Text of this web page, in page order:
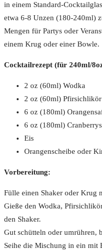
in einem Standard-
etwa 6-8 Unzen (180-240ml)
Mengen für Partys oder
einem Krug oder einer Bowle.
Cocktailrezept (für 240ml/
2 oz (60ml) Wodka
2 oz (60ml) Pfirsichlikör
6 oz (180ml)
6 oz (180ml)
Eis
Orangenscheibe oder
Vorbereitung:
Fülle einen Shaker oder Krug
Gieße den Wodka,
den Shaker.
Gut schütteln oder umrühren,
Seihe die Mischung in ein mit